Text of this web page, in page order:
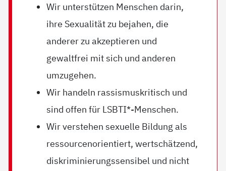
Wir unterstützen Menschen darin,
ihre Sexualität zu bejahen, die
anderer zu akzeptieren und
gewaltfrei mit sich und anderen
umzugehen.
Wir handeln rassismuskritisch und
sind offen für LSBTI*-Menschen.
Wir verstehen sexuelle Bildung als
ressourcenorientiert, wertschätzend,
diskriminierungssensibel und nicht